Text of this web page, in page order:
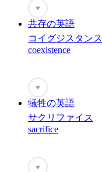
♥
共存の英語
コイグジスタンス
coexistence
♥
犠牲の英語
サクリファイス
sacrifice
♥